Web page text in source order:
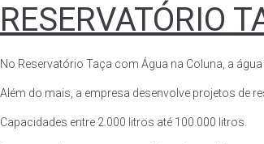
RESERVATÓRIO
No Reservatório Taça com Água na Coluna, a
Além do mais, a empresa desenvolve projetos de
Capacidades entre 2.000 litros até 100.000 litros.